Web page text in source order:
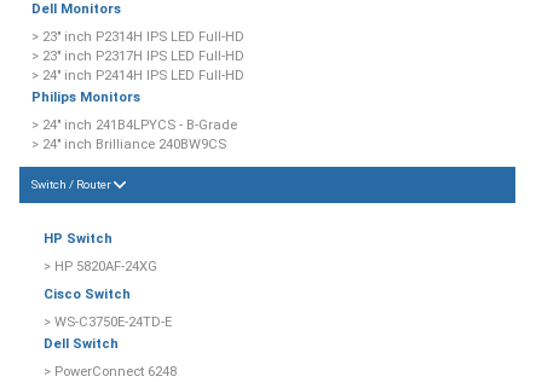
Dell Monitors
> 23" inch P2314H IPS LED Full-HD
> 23" inch P2317H IPS LED Full-HD
> 24" inch P2414H IPS LED Full-HD
Philips Monitors
> 24" inch 241B4LPYCS - B-Grade
> 24" inch Brilliance 240BW9CS
Switch / Router
HP Switch
> HP 5820AF-24XG
Cisco Switch
> WS-C3750E-24TD-E
Dell Switch
> PowerConnect 6248